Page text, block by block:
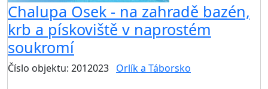
Chalupa Osek - na zahradě bazén,
krb a pískoviště v naprostém
soukromí
Číslo objektu: 2012023 Orlík a Táborsko